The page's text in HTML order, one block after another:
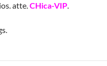
atte.CHica-VIP.